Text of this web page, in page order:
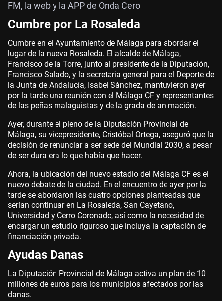
FM, la web y la APP de Onda Cero
Cumbre por La Rosaleda
Cumbre en el Ayuntamiento de Málaga para abordar el
lugar de la nueva Rosaleda. El alcalde de Málaga,
Francisco de la Torre, junto al presidente de la Diputación,
Francisco Salado, y la secretaria general para el Deporte de
la Junta de Andalucía, Isabel Sánchez, mantuvieron ayer
por la tarde una reunión con el Málaga CF y representantes
de las peñas malaguistas y de la grada de animación.
Ayer, durante el pleno de la Diputación Provincial de
Málaga, su vicepresidente, Cristóbal Ortega, aseguró que la
decisión de renunciar a ser sede del Mundial 2030, a pesar
de ser dura era lo que había que hacer.
Ahora, la ubicación del nuevo estadio del Málaga CF es el
nuevo debate de la ciudad. En el encuentro de ayer por la
tarde se abordaron las cuatro opciones planteadas que
serían continuar en La Rosaleda, San Cayetano,
Universidad y Cerro Coronado, así como la necesidad de
encargar un estudio riguroso que incluya la captación de
financiación privada.
Ayudas Danas
La Diputación Provincial de Málaga activa un plan de 10
millones de euros para los municipios afectados por las
danas.